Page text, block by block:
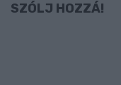
SZÓLJ HOZZÁ!